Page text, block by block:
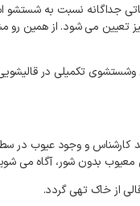
جداگانه نسبت به شستشو
تعیین می شود. از همین رو
وشستشوی تکمیلی در
کارشناس و وجود عیوب در
معیوب بدون شور، آگاه می
از خاک تهی گردد.